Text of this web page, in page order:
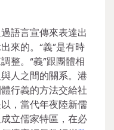
語言宣傳來表達出
來的。“義”是有時
整。“義”跟團體相
人之間的關系。港
行義的方法交給社
，當代年夜陸新儒
立儒家特區，在必